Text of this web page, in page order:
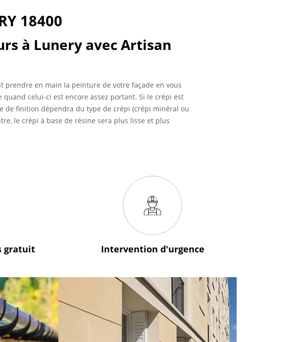
18400
à Lunery avec Artisan
prendre en main la peinture de votre façade en vous
celui-ci est encore assez portant. Si le crépi est
de finition dépendra du type de crépi (crépi minéral ou
le crépi à base de résine sera plus lisse et plus
gratuit Intervention d'urgence